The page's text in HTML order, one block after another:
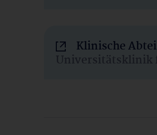
Klinische
Universitätsklinik